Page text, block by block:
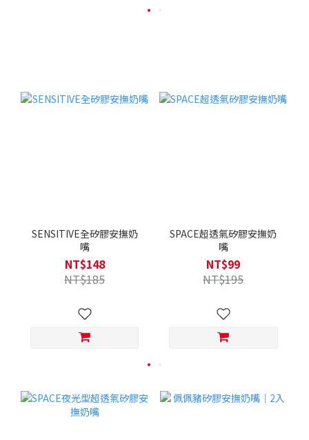
SENSITIVE全矽膠安撫奶
嘴
NT$148
NT$185
SPACE超透氣矽膠安撫奶
嘴
NT$99
NT$195